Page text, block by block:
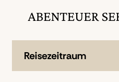
ABENTEUER
Reisezeitraum